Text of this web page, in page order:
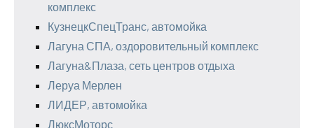
комплекс
КузнецкСпецТранс, автомойка
Лагуна СПА, оздоровительный комплекс
Лагуна&Плаза, сеть центров отдыха
Леруа Мерлен
ЛИДЕР, автомойка
ЛюксМоторс